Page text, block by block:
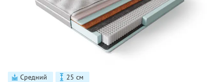
Средний 25 см